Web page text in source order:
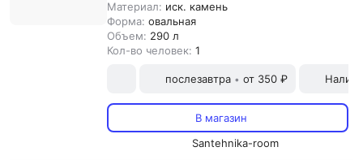
Материал: иск. камень
Форма: овальная
Объем: 290 л
Кол-во человек: 1
послезавтра • от 350 ₽
В магазин
Santehnika-room